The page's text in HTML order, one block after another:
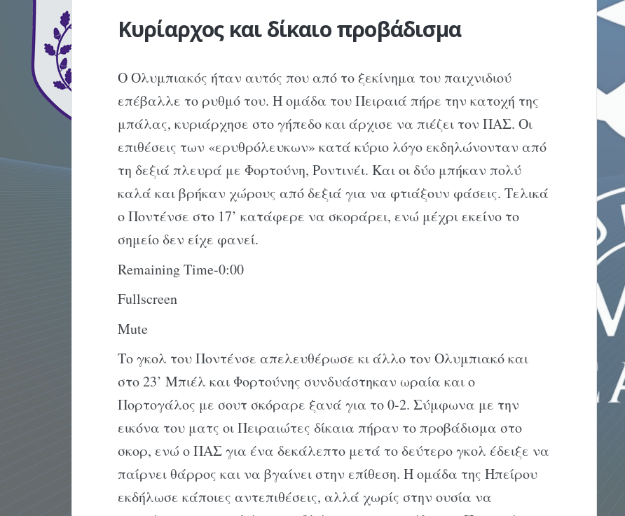
Κυρίαρχος και δίκαιο προβάδισμα
Ο Ολυμπιακός ήταν αυτός που από το ξεκίνημα του παιχνιδιού
επέβαλλε το ρυθμό του. Η ομάδα του Πειραιά πήρε την κατοχή της
μπάλας, κυριάρχησε στο γήπεδο και άρχισε να πιέζει τον ΠΑΣ. Οι
επιθέσεις των «ερυθρόλευκων» κατά κύριο λόγο εκδηλώνονταν από
τη δεξιά πλευρά με Φορτούνη, Ροντινέι. Και οι δύο μπήκαν πολύ
καλά και βρήκαν χώρους από δεξιά για να φτιάξουν φάσεις. Τελικά
ο Ποντένσε στο 17’ κατάφερε να σκοράρει, ενώ μέχρι εκείνο το
σημείο δεν είχε φανεί.
Remaining Time-0:00
Fullscreen
Mute
Το γκολ του Ποντένσε απελευθέρωσε κι άλλο τον Ολυμπιακό και
στο 23’ Μπιέλ και Φορτούνης συνδυάστηκαν ωραία και ο
Πορτογάλος με σουτ σκόραρε ξανά για το 0-2. Σύμφωνα με την
εικόνα του ματς οι Πειραιώτες δίκαια πήραν το προβάδισμα στο
σκορ, ενώ ο ΠΑΣ για ένα δεκάλεπτο μετά το δεύτερο γκολ έδειξε να
παίρνει θάρρος και να βγαίνει στην επίθεση. Η ομάδα της Ηπείρου
εκδήλωσε κάποιες αντεπιθέσεις, αλλά χωρίς στην ουσία να